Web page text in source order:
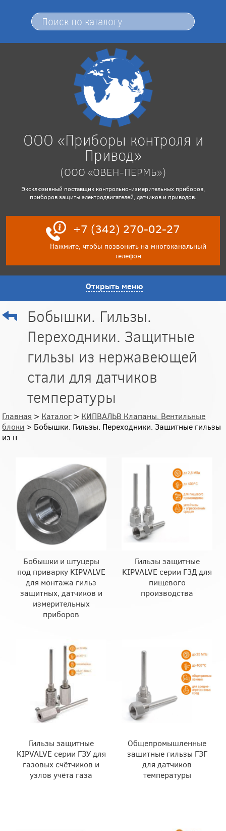
ООО «Приборы контроля и
Привод»
(ООО «ОВЕН-ПЕРМЬ»)
Эксклюзивный поставщик контрольно-измерительных приборов,
приборов защиты электродвигателей, датчиков и приводов.
+7 (342) 270-02-27
Нажмите, чтобы позвонить на многоканальный
телефон
Открыть меню
Бобышки. Гильзы.
Переходники. Защитные
гильзы из нержавеющей
стали для датчиков
температуры
Главная > Каталог > КИПВАЛЬВ Клапаны. Вентильные
блоки > Бобышки. Гильзы. Переходники. Защитные гильзы
из н
Бобышки и штуцеры
под приварку KIPVALVE
для монтажа гильз
защитных, датчиков и
измерительных
приборов
Гильзы защитные
KIPVALVE серии ГЗД для
пищевого
производства
Гильзы защитные
KIPVALVE серии ГЗУ для
газовых счётчиков и
узлов учёта газа
Общепромышленные
защитные гильзы ГЗГ
для датчиков
температуры